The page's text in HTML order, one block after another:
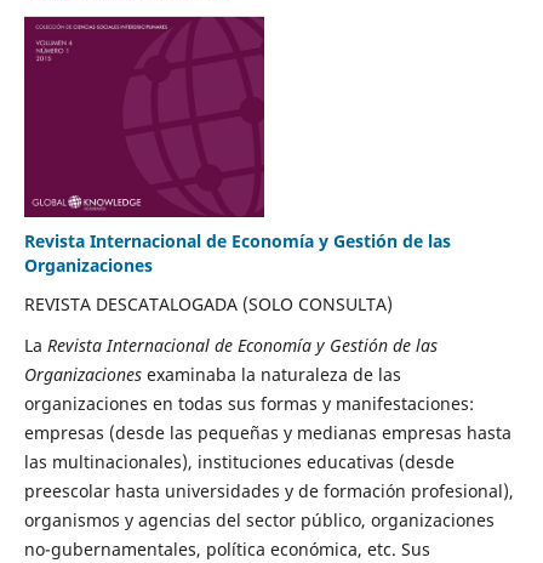
Revista Internacional de Economía y Gestión de las
Organizaciones
REVISTA DESCATALOGADA (SOLO CONSULTA)
La Revista Internacional de Economía y Gestión de las
Organizacionesexaminaba la naturaleza de las
organizaciones en todas sus formas y manifestaciones:
empresas (desde las pequeñas y medianas empresas hasta
las multinacionales), instituciones educativas (desde
preescolar hasta universidades y de formación profesional),
organismos y agencias del sector público, organizaciones
no-gubernamentales, política económica, etc. Sus